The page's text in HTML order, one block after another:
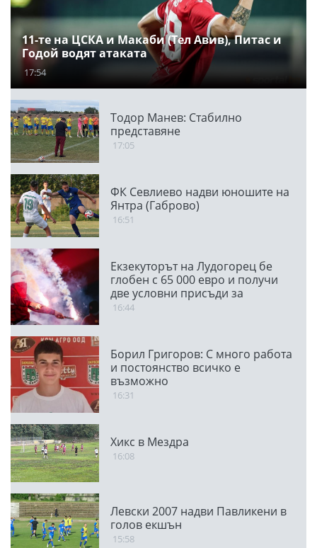
11-те на ЦСКА и Макаби (Тел Авив), Питас и
Годой водят атаката
17:54
Тодор Манев: Стабилно
представяне
17:05
ФК Севлиево надви юношите на
Янтра (Габрово)
16:51
Екзекуторът на Лудогорец бе
глобен с 65 000 евро и получи
две условни присъди за
мачовете с "орлите"
16:44
Борил Григоров: С много работа
и постоянство всичко е
възможно
16:31
Хикс в Мездра
16:08
Левски 2007 надви Павликени в
голов екшън
15:58